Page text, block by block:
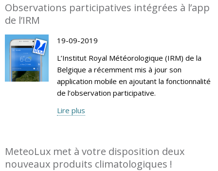
Observations participatives intégrées à l’app
de l’IRM
19-09-2019
L’Institut Royal Météorologique (IRM) de la
Belgique a récemment mis à jour son
application mobile en ajoutant la fonctionnalité
de l’observation participative.
Lire plus
MeteoLux met à votre disposition deux
nouveaux produits climatologiques !